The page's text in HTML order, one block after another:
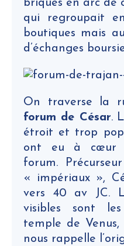
briques en arc de
qui regroupait
boutiques mais
d’échanges
On traverse la
forum de César.
étroit et trop
ont eu à cœur
forum.
« impériaux »,
vers 40 av JC.
visibles sont
temple de
nous rappelle